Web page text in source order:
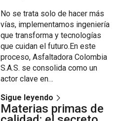
No se trata solo de hacer más
vías, implementamos ingeniería
que transforma y tecnologías
que cuidan el futuro.En este
proceso, Asfaltadora Colombia
S.A.S. se consolida como un
actor clave en…
Sigue leyendo
Materias primas de